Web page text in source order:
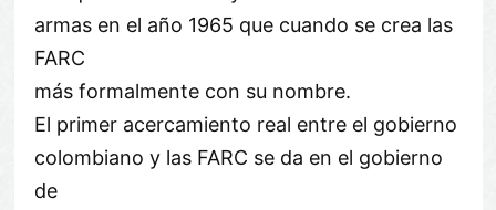
armas en el año 1965 que cuando se crea las
FARC
más formalmente con su nombre.
El primer acercamiento real entre el gobierno
colombiano y las FARC se da en el gobierno
de